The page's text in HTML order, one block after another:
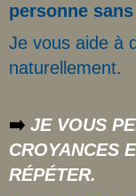
personne
Je vous aide à
naturellement.
➡️ JE VOUS
CROYANCES
RÉPÉTER.